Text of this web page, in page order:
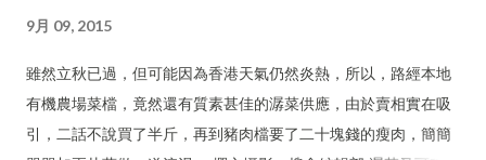
9月 09, 2015
雖然立秋已過，但可能因為香港天氣仍然炎熱，所以，路經本地
有機農場菜檔，竟然還有質素甚佳的潺菜供應，由於賣相實在吸
引，二話不說買了半斤，再到豬肉檔要了二十塊錢的瘦肉，簡簡